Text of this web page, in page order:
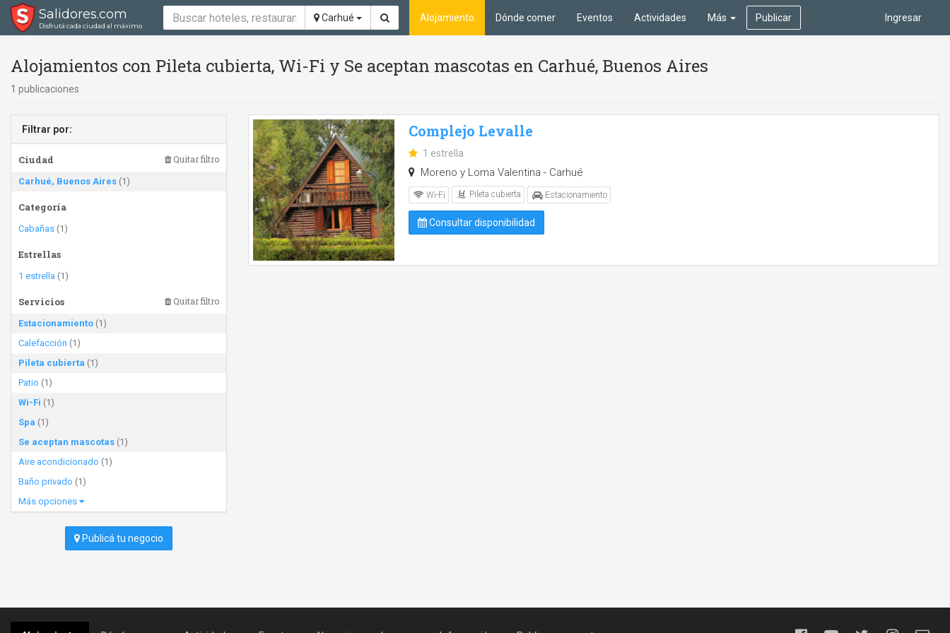
Salidores.com
Disfrutá cada ciudad al máximo
Carhué Ingresar
Alojamiento Dónde comer Eventos Actividades Más Publicar
Alojamientos con Pileta cubierta, Wi-Fi y Se aceptan mascotas en Carhué, Buenos Aires
1 publicaciones
Filtrar por:
Ciudad Quitar filtro
Carhué, Buenos Aires (1)
Categoría
Cabañas (1)
Estrellas
1 estrella (1)
Servicios Quitar filtro
Estacionamiento (1)
Calefacción (1)
Pileta cubierta (1)
Patio (1)
Wi-Fi (1)
Spa (1)
Se aceptan mascotas (1)
Aire acondicionado (1)
Baño privado (1)
Más opciones
Publicá tu negocio
Complejo Levalle
1 estrella
Moreno y Loma Valentina - Carhué
Wi-Fi Pileta cubierta Estacionamiento
Consultar disponibilidad